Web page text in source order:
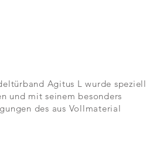
Agitus L wurde speziell
und mit seinem besonders
des aus Vollmaterial